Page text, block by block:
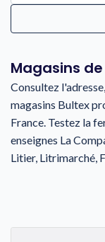
Magasins
Consultez
magasins Bultex
France. Testez la
enseignes La
Litier, Litrimarché,